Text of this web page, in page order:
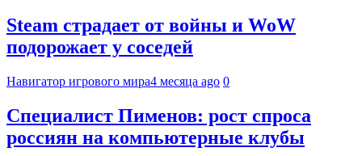
Steam страдает от войны и WoW
подорожает у соседей
Навигатор игрового мира4 месяца ago 0
Специалист Пименов: рост спроса
россиян на компьютерные клубы